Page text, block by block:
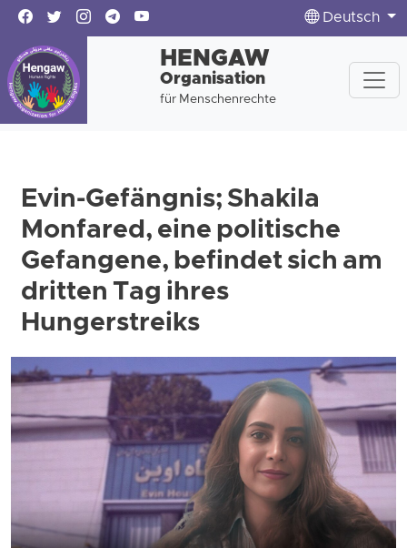
Deutsch
HENGAW
Organisation
für Menschenrechte
Evin-Gefängnis; Shakila
Monfared, eine politische
Gefangene, befindet sich am
dritten Tag ihres
Hungerstreiks